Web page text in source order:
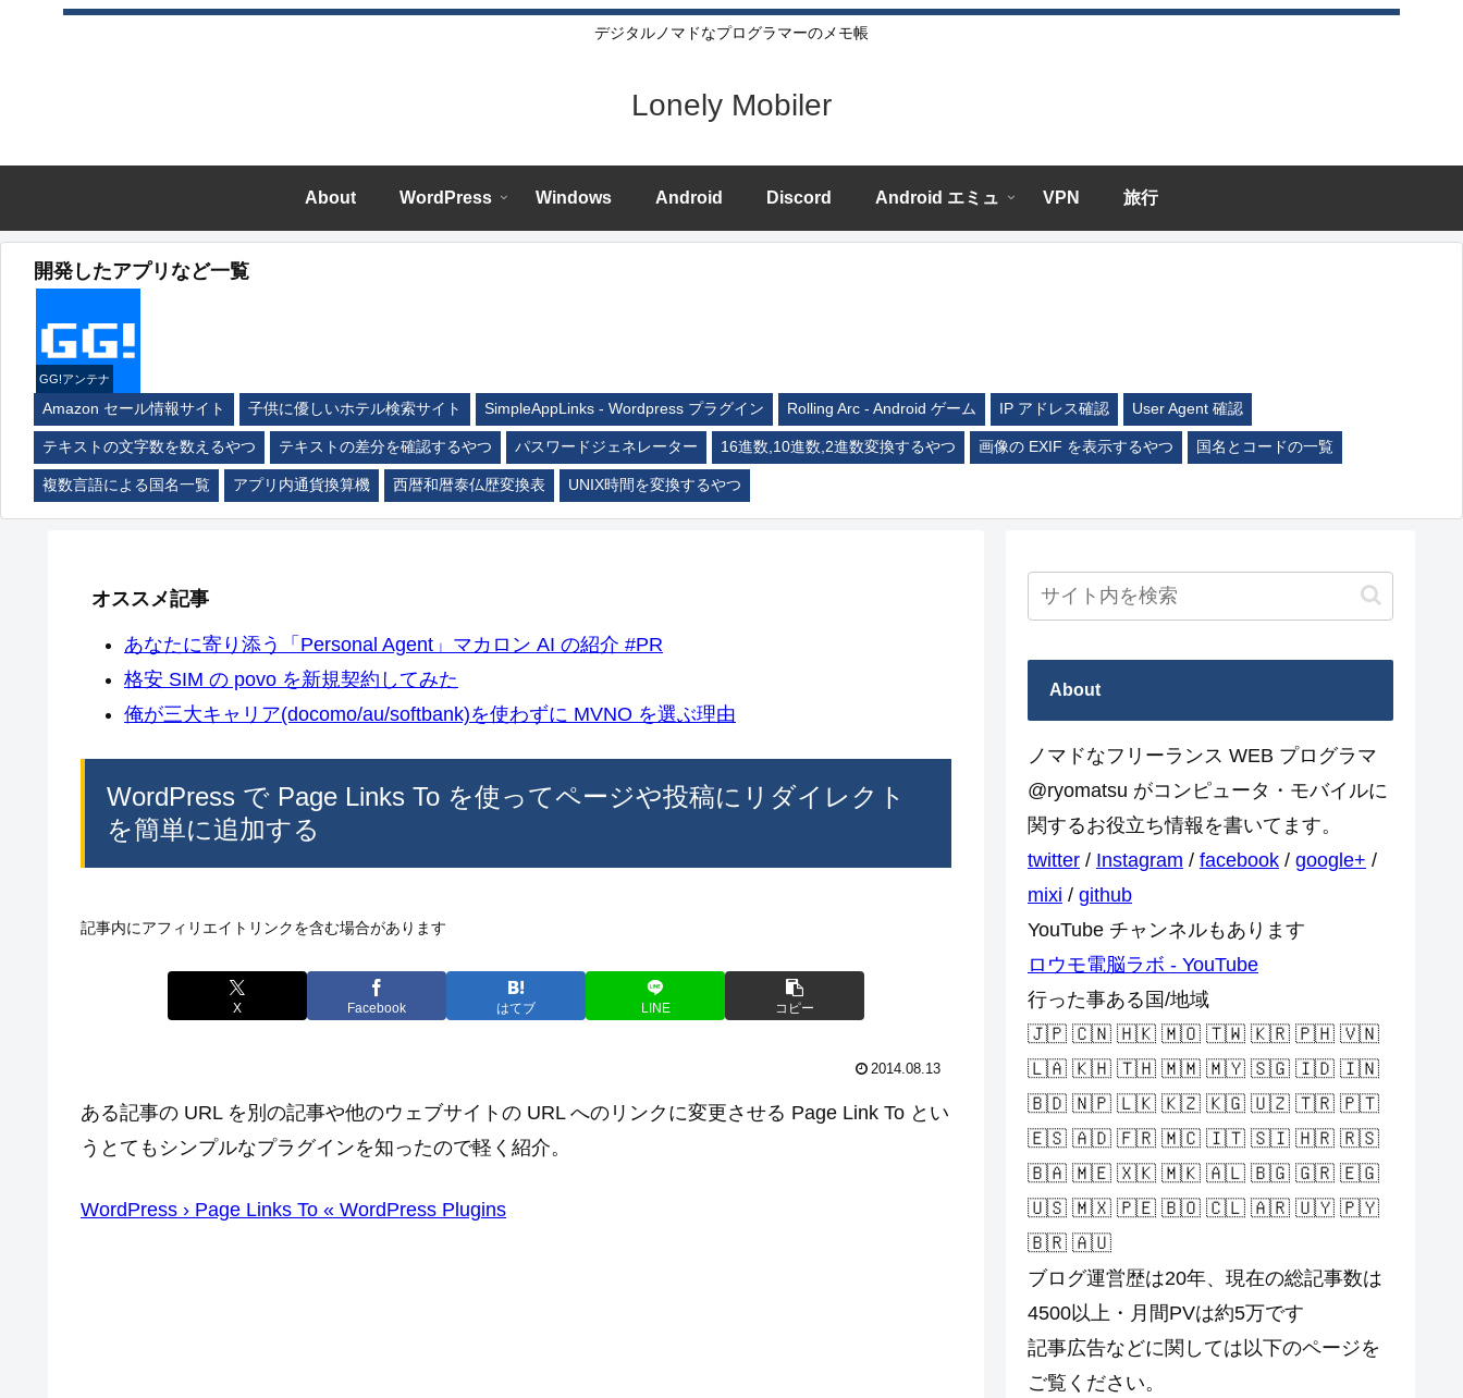
デジタルノマドなプログラマーのメモ帳
Lonely Mobiler
About WordPress Windows Android Discord Android エミュ VPN 旅行
開発したアプリなど一覧
GG!アンテナ
Amazon セール情報サイト 子供に優しいホテル検索サイト SimpleAppLinks - Wordpress プラグイン Rolling Arc - Android ゲーム IP アドレス確認 User Agent 確認
テキストの文字数を数えるやつ テキストの差分を確認するやつ パスワードジェネレーター 16進数,10進数,2進数変換するやつ 画像の EXIF を表示するやつ 国名とコードの一覧
複数言語による国名一覧 アプリ内通貨換算機 西暦和暦泰仏歴変換表 UNIX時間を変換するやつ
オススメ記事
あなたに寄り添う「Personal Agent」マカロン AI の紹介 #PR
格安 SIM の povo を新規契約してみた
俺が三大キャリア(docomo/au/softbank)を使わずに MVNO を選ぶ理由
WordPress で Page Links To を使ってページや投稿にリダイレクト
を簡単に追加する
記事内にアフィリエイトリンクを含む場合があります
X Facebook はてブ LINE コピー
2014.08.13
ある記事の URL を別の記事や他のウェブサイトの URL へのリンクに変更させる Page Link To とい
うとてもシンプルなプラグインを知ったので軽く紹介。
WordPress › Page Links To « WordPress Plugins
About
ノマドなフリーランス WEB プログラマ
@ryomatsu がコンピュータ・モバイルに
関するお役立ち情報を書いてます。
twitter / Instagram / facebook / google+ /
mixi / github
YouTube チャンネルもあります
ロウモ電脳ラボ - YouTube
行った事ある国/地域
🇯🇵 🇨🇳 🇭🇰 🇲🇴 🇹🇼 🇰🇷 🇵🇭 🇻🇳
🇱🇦 🇰🇭 🇹🇭 🇲🇲 🇲🇾 🇸🇬 🇮🇩 🇮🇳
🇧🇩 🇳🇵 🇱🇰 🇰🇿 🇰🇬 🇺🇿 🇹🇷 🇵🇹
🇪🇸 🇦🇩 🇫🇷 🇲🇨 🇮🇹 🇸🇮 🇭🇷 🇷🇸
🇧🇦 🇲🇪 🇽🇰 🇲🇰 🇦🇱 🇧🇬 🇬🇷 🇪🇬
🇺🇸 🇲🇽 🇵🇪 🇧🇴 🇨🇱 🇦🇷 🇺🇾 🇵🇾
🇧🇷 🇦🇺
ブログ運営歴は20年、現在の総記事数は
4500以上・月間PVは約5万です
記事広告などに関しては以下のページを
ご覧ください。